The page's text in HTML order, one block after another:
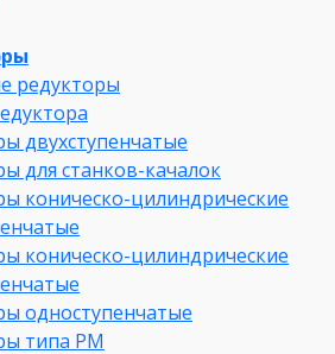
редукторы
двухступенчатые
для станков-качалок
коническо-цилиндрические
коническо-цилиндрические
одноступенчатые
типа РМ